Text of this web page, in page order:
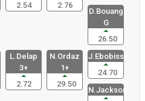
2.54
2.76
D.Bouang
G
26.50
L.Delap
3+
2.72
N.Ordaz
1+
29.50
J.Ebobisse
24.70
N.Jackson